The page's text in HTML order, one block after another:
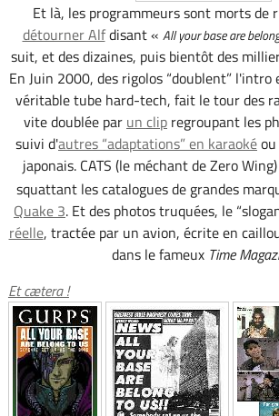
Et là, les programmeurs sont morts de
détourner Alfdisant « All your base are
suit, et des dizaines, puis bientôt des
En Juin 2000, des rigolos “doublent”
véritable tube hard-tech, fait le tour des
vite doublée par un clip regroupant les
suivi d'autres “adaptations” en karaoké
japonais. CATS (le méchant de Zero
squattant les catalogues de grandes
Quake 3. Et des photos truquées, le
réelle, tractée par un avion, écrite en
dans le fameux Time
Et cætera !